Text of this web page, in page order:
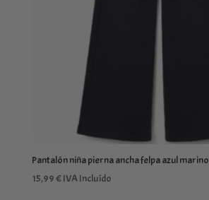
Pantalón niña pierna ancha felpa azul marino
15,99€IVA Incluído